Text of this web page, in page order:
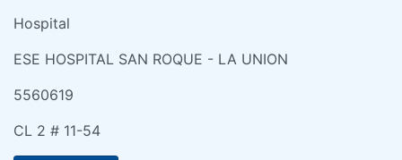
Hospital
ESE HOSPITAL SAN ROQUE - LA UNION
5560619
CL 2 # 11-54